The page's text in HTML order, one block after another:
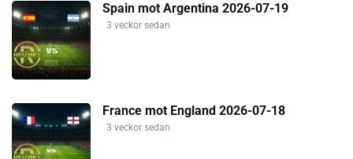
Spain mot Argentina 2026-07-19
3 veckor sedan
France mot England 2026-07-18
3 veckor sedan